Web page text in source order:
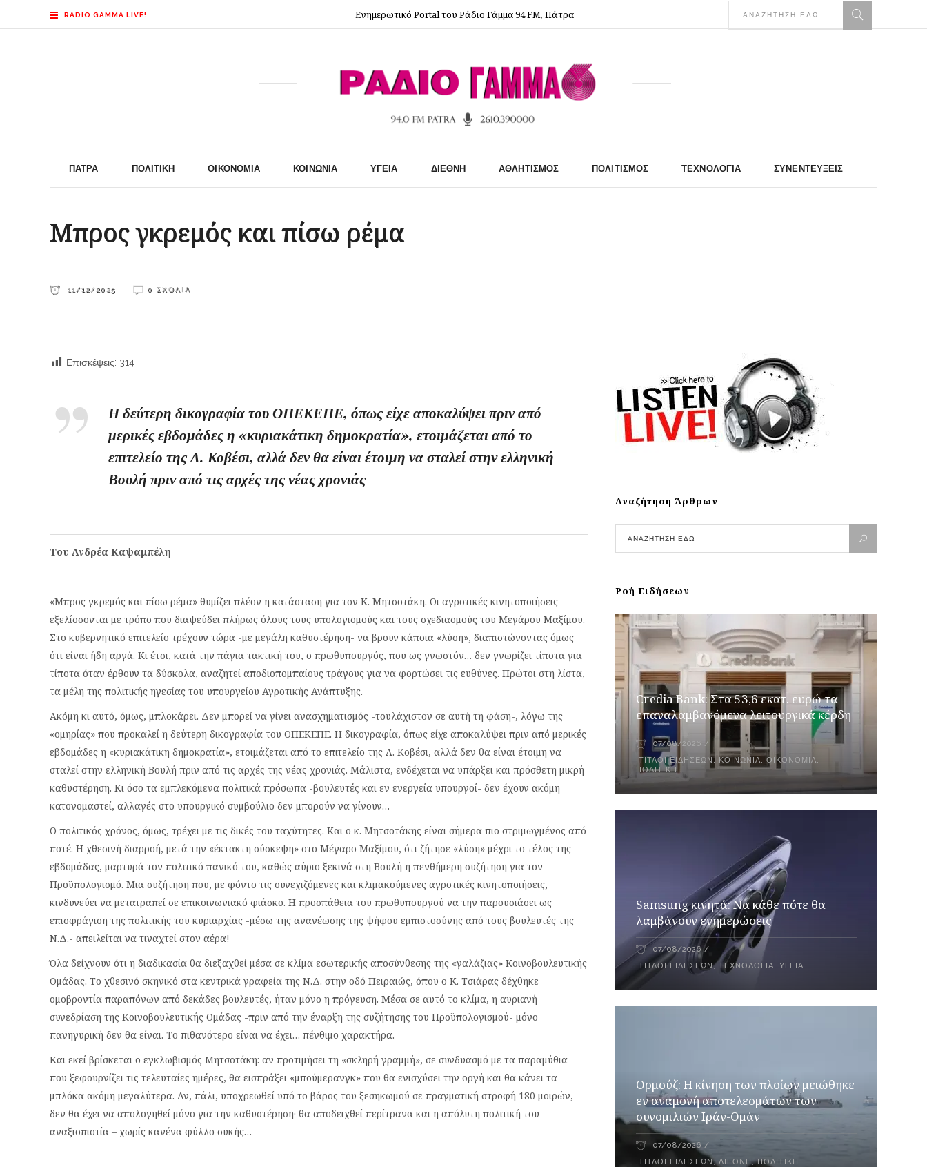
RADIO GAMMA LIVE! Ενημερωτικό Portal του Ράδιο Γάμμα 94 FM, Πάτρα
ΠΆΤΡΑ ΠΟΛΙΤΙΚΉ ΟΙΚΟΝΟΜΊΑ ΚΟΙΝΩΝΊΑ ΥΓΕΊΑ ΔΙΕΘΝΉ ΑΘΛΗΤΙΣΜΌΣ ΠΟΛΙΤΙΣΜΌΣ ΤΕΧΝΟΛΟΓΊΑ ΣΥΝΕΝΤΕΎΞΕΙΣ
Μπρος γκρεμός και πίσω ρέμα
11/12/2025 0 ΣΧΌΛΙΑ
Επισκέψεις: 314
Η δεύτερη δικογραφία του ΟΠΕΚΕΠΕ, όπως είχε αποκαλύψει πριν από
μερικές εβδομάδες η «κυριακάτικη δημοκρατία», ετοιμάζεται από το
επιτελείο της Λ. Κοβέσι, αλλά δεν θα είναι έτοιμη να σταλεί στην ελληνική
Βουλή πριν από τις αρχές της νέας χρονιάς
Του Ανδρέα Καψαμπέλη
«Μπρος γκρεμός και πίσω ρέμα» θυμίζει πλέον η κατάσταση για τον Κ. Μητσοτάκη. Οι αγροτικές κινητοποιήσεις
εξελίσσονται με τρόπο που διαψεύδει πλήρως όλους τους υπολογισμούς και τους σχεδιασμούς του Μεγάρου Μαξίμου.
Στο κυβερνητικό επιτελείο τρέχουν τώρα -με μεγάλη καθυστέρηση- να βρουν κάποια «λύση», διαπιστώνοντας όμως
ότι είναι ήδη αργά. Κι έτσι, κατά την πάγια τακτική του, ο πρωθυπουργός, που ως γνωστόν… δεν γνωρίζει τίποτα για
τίποτα όταν έρθουν τα δύσκολα, αναζητεί αποδιοπομπαίους τράγους για να φορτώσει τις ευθύνες. Πρώτοι στη λίστα,
τα μέλη της πολιτικής ηγεσίας του υπουργείου Αγροτικής Ανάπτυξης.
Ακόμη κι αυτό, όμως, μπλοκάρει. Δεν μπορεί να γίνει ανασχηματισμός -τουλάχιστον σε αυτή τη φάση-, λόγω της
«ομηρίας» που προκαλεί η δεύτερη δικογραφία του ΟΠΕΚΕΠΕ. Η δικογραφία, όπως είχε αποκαλύψει πριν από μερικές
εβδομάδες η «κυριακάτικη δημοκρατία», ετοιμάζεται από το επιτελείο της Λ. Κοβέσι, αλλά δεν θα είναι έτοιμη να
σταλεί στην ελληνική Βουλή πριν από τις αρχές της νέας χρονιάς. Μάλιστα, ενδέχεται να υπάρξει και πρόσθετη μικρή
καθυστέρηση. Κι όσο τα εμπλεκόμενα πολιτικά πρόσωπα -βουλευτές και εν ενεργεία υπουργοί- δεν έχουν ακόμη
κατονομαστεί, αλλαγές στο υπουργικό συμβούλιο δεν μπορούν να γίνουν…
Ο πολιτικός χρόνος, όμως, τρέχει με τις δικές του ταχύτητες. Και ο κ. Μητσοτάκης είναι σήμερα πιο στριμωγμένος από
ποτέ. Η χθεσινή διαρροή, μετά την «έκτακτη σύσκεψη» στο Μέγαρο Μαξίμου, ότι ζήτησε «λύση» μέχρι το τέλος της
εβδομάδας, μαρτυρά τον πολιτικό πανικό του, καθώς αύριο ξεκινά στη Βουλή η πενθήμερη συζήτηση για τον
Προϋπολογισμό. Μια συζήτηση που, με φόντο τις συνεχιζόμενες και κλιμακούμενες αγροτικές κινητοποιήσεις,
κινδυνεύει να μετατραπεί σε επικοινωνιακό φιάσκο. Η προσπάθεια του πρωθυπουργού να την παρουσιάσει ως
επισφράγιση της πολιτικής του κυριαρχίας -μέσω της ανανέωσης της ψήφου εμπιστοσύνης από τους βουλευτές της
Ν.Δ.- απειλείται να τιναχτεί στον αέρα!
Όλα δείχνουν ότι η διαδικασία θα διεξαχθεί μέσα σε κλίμα εσωτερικής αποσύνθεσης της «γαλάζιας» Κοινοβουλευτικής
Ομάδας. Το χθεσινό σκηνικό στα κεντρικά γραφεία της Ν.Δ. στην οδό Πειραιώς, όπου ο Κ. Τσιάρας δέχθηκε
ομοβροντία παραπόνων από δεκάδες βουλευτές, ήταν μόνο η πρόγευση. Μέσα σε αυτό το κλίμα, η αυριανή
συνεδρίαση της Κοινοβουλευτικής Ομάδας -πριν από την έναρξη της συζήτησης του Προϋπολογισμού- μόνο
πανηγυρική δεν θα είναι. Το πιθανότερο είναι να έχει… πένθιμο χαρακτήρα.
Και εκεί βρίσκεται ο εγκλωβισμός Μητσοτάκη: αν προτιμήσει τη «σκληρή γραμμή», σε συνδυασμό με τα παραμύθια
που ξεφουρνίζει τις τελευταίες ημέρες, θα εισπράξει «μπούμερανγκ» που θα ενισχύσει την οργή και θα κάνει τα
μπλόκα ακόμη μεγαλύτερα. Αν, πάλι, υποχρεωθεί υπό το βάρος του ξεσηκωμού σε πραγματική στροφή 180 μοιρών,
δεν θα έχει να απολογηθεί μόνο για την καθυστέρηση· θα αποδειχθεί περίτρανα και η απόλυτη πολιτική του
αναξιοπιστία – χωρίς κανένα φύλλο συκής…
Αναζήτηση Άρθρων
Ροή Ειδήσεων
Credia Bank: Στα 53,6 εκατ. ευρώ τα
επαναλαμβανόμενα λειτουργικά κέρδη
07/08/2026
ΤΊΤΛΟΙ ΕΙΔΉΣΕΩΝ , ΚΟΙΝΩΝΊΑ,ΟΙΚΟΝΟΜΊΑ,
ΠΟΛΙΤΙΚΉ
Samsung κινητά: Να κάθε πότε θα
λαμβάνουν ενημερώσεις
07/08/2026
ΤΊΤΛΟΙ ΕΙΔΉΣΕΩΝ,ΤΕΧΝΟΛΟΓΊΑ,ΥΓΕΊΑ
Ορμούζ: Η κίνηση των πλοίων μειώθηκε
εν αναμονή αποτελεσμάτων των
συνομιλιών Ιράν-Ομάν
07/08/2026
ΤΊΤΛΟΙ ΕΙΔΉΣΕΩΝ,ΔΙΕΘΝΉ,ΠΟΛΙΤΙΚΉ